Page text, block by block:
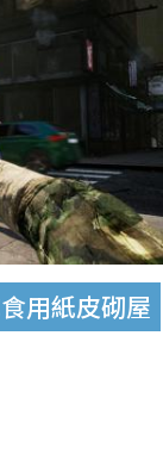
用紙皮砌屋